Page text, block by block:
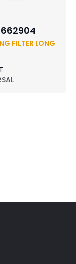
FILTER LONG